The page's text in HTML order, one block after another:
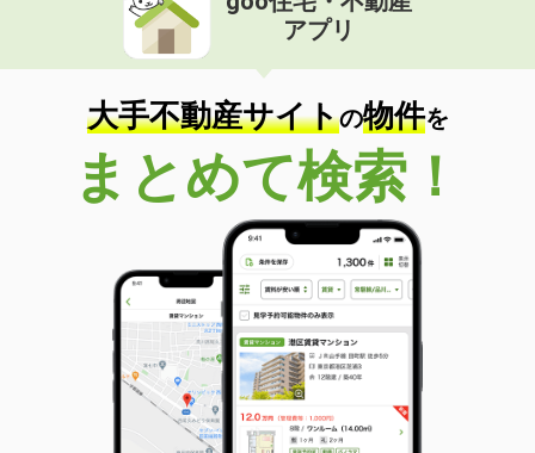
アプリ
大手不動産サイトの物件を
まとめて検索！